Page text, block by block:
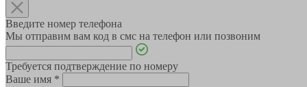
Введите номер телефона
Мы отправим вам код в смс на телефон или позвоним
Требуется подтверждение по номеру
Ваше имя *